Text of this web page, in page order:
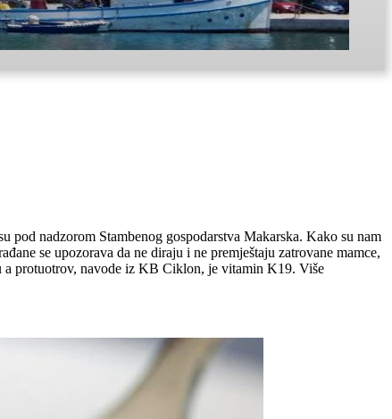
pod nadzorom Stambenog gospodarstva Makarska. Kako su nam
se upozorava da ne diraju i ne premještaju zatrovane mamce,
a protuotrov, navode iz KB Ciklon, je vitamin K19. Više